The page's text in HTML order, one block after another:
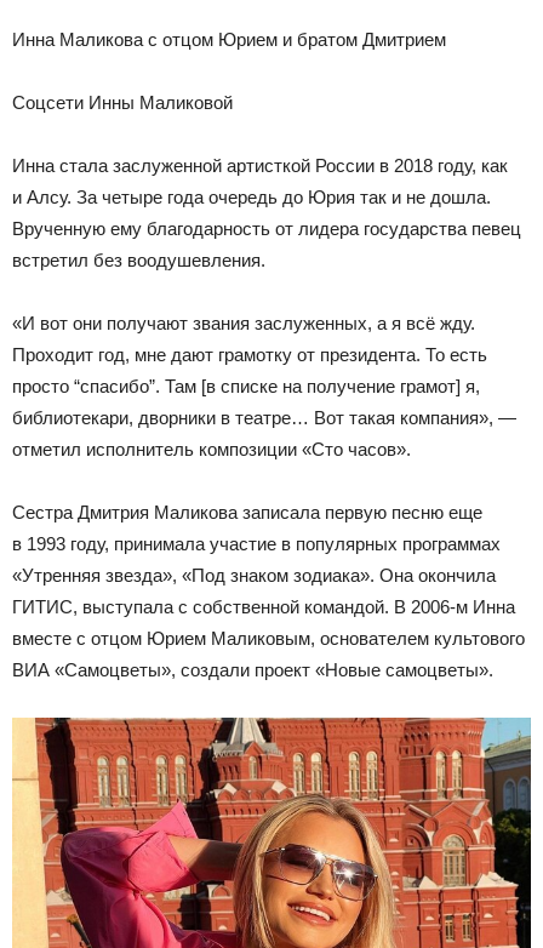
Инна Маликова с отцом Юрием и братом Дмитрием
Соцсети Инны Маликовой
Инна стала заслуженной артисткой России в 2018 году, как
и Алсу. За четыре года очередь до Юрия так и не дошла.
Врученную ему благодарность от лидера государства певец
встретил без воодушевления.
«И вот они получают звания заслуженных, а я всё жду.
Проходит год, мне дают грамотку от президента. То есть
просто “спасибо”. Там [в списке на получение грамот] я,
библиотекари, дворники в театре… Вот такая компания», —
отметил исполнитель композиции «Сто часов».
Сестра Дмитрия Маликова записала первую песню еще
в 1993 году, принимала участие в популярных программах
«Утренняя звезда», «Под знаком зодиака». Она окончила
ГИТИС, выступала с собственной командой. В 2006-м Инна
вместе с отцом Юрием Маликовым, основателем культового
ВИА «Самоцветы», создали проект «Новые самоцветы».